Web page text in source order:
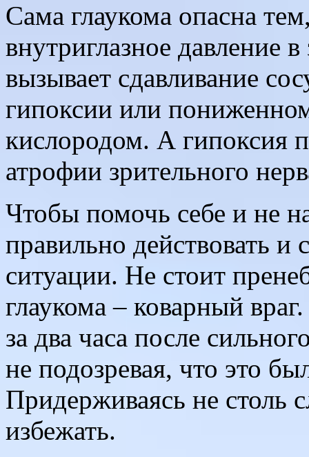
Сама глаукома опасна
внутриглазное давление
вызывает сдавливание
гипоксии или
кислородом. А гипоксия
атрофии зрительного
Чтобы помочь себе и не
правильно действовать и
ситуации. Не стоит
глаукома – коварный
за два часа после
не подозревая, что это
Придерживаясь не столь
избежать.